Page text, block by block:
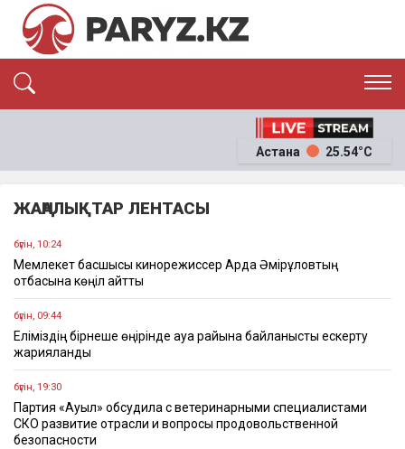
ЭКОНОМИКА
ОҚИҒА
Астана 25.54°C
ЖАҢАЛЫҚТАР ЛЕНТАСЫ
бүгін, 10:24
Мемлекет басшысы кинорежиссер Ардақ Әмірқұловтың
отбасына көңіл айтты
бүгін, 09:44
Еліміздің бірнеше өңірінде ауа райына байланысты ескерту
жарияланды
бүгін, 19:30
Партия «Ауыл» обсудила с ветеринарными специалистами
СКО развитие отрасли и вопросы продовольственной
безопасности